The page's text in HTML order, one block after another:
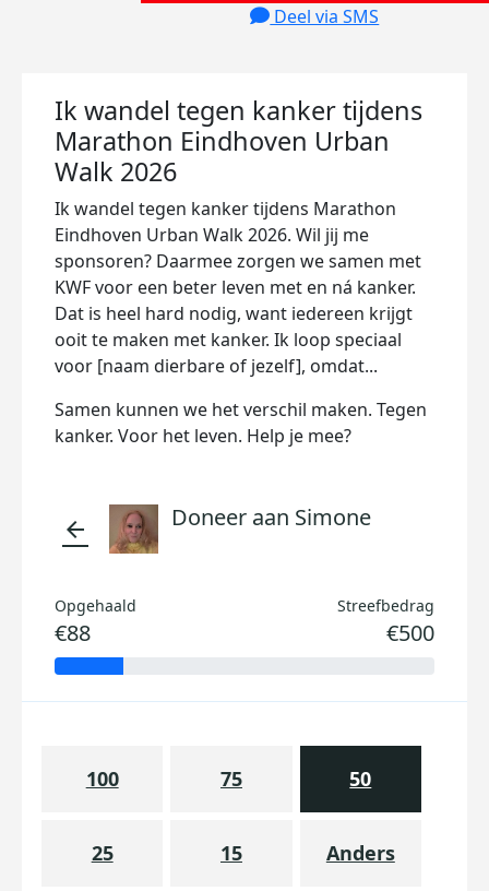
Deel via SMS
Ik wandel tegen kanker tijdens
Marathon Eindhoven Urban
Walk 2026
Ik wandel tegen kanker tijdens Marathon
Eindhoven Urban Walk 2026. Wil jij me
sponsoren? Daarmee zorgen we samen met
KWF voor een beter leven met en ná kanker.
Dat is heel hard nodig, want iedereen krijgt
ooit te maken met kanker. Ik loop speciaal
voor [naam dierbare of jezelf], omdat...
Samen kunnen we het verschil maken. Tegen
kanker. Voor het leven. Help je mee?
arrow_back Doneer aan Simone
Opgehaald
€88
Streefbedrag
€500
100 75 50
25 15 Anders